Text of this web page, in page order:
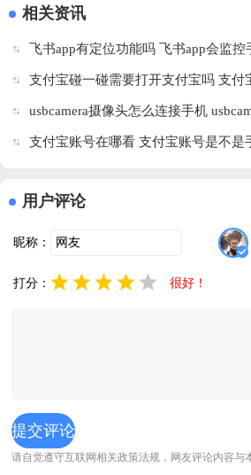
v1.0.7 免费
相关资讯
飞书app有定位功能吗 飞书app会监控
支付宝碰一碰需要打开支付宝吗 支付
吗
usbcamera摄像头怎么连接手机
还能监控吗
支付宝账号在哪看 支付宝账号是不是
用户评论
昵称：
打分： 很好！
请自觉遵守互联网相关政策法规，网友评论内容与